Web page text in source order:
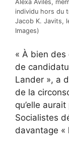
Alexa Avilés,
individu hors du
Jacob K. Javits,
Images)
« À bien des
de
Lander », a
de la
qu’elle
Socialistes
davantage «